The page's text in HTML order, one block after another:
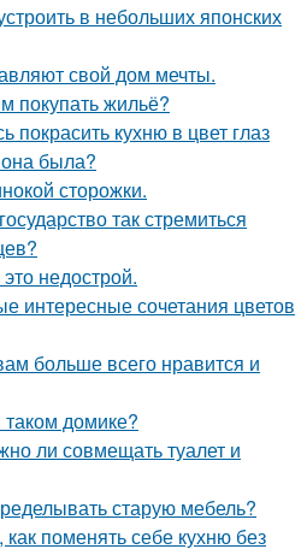
в небольших японских
свой дом мечты.
покупать жильё?
кухню в цвет глаз
она была?
сторожки.
так стремиться
недострой.
интересные сочетания цветов
больше всего нравится и
домике?
ли совмещать туалет и
старую мебель?
поменять себе кухню без